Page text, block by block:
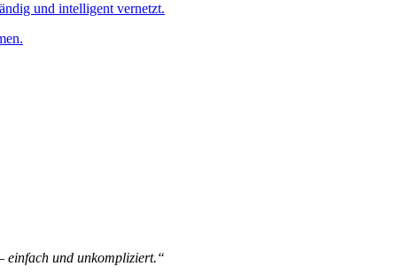
und intelligent vernetzt.
einfach und unkompliziert.“